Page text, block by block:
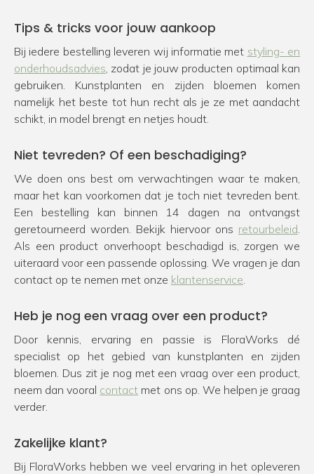
Tips & tricks voor jouw aankoop
Bij iedere bestelling leveren wij informatie met styling- en
onderhoudsadvies , zodat je jouw producten optimaal kan
gebruiken. Kunstplanten en zijden bloemen komen
namelijk het beste tot hun recht als je ze met aandacht
schikt, in model brengt en netjes houdt.
Niet tevreden? Of een beschadiging?
We doen ons best om verwachtingen waar te maken,
maar het kan voorkomen dat je toch niet tevreden bent.
Een bestelling kan binnen 14 dagen na ontvangst
geretourneerd worden. Bekijk hiervoor ons retourbeleid
Als een product onverhoopt beschadigd is, zorgen we
uiteraard voor een passende oplossing. We vragen je dan
contact op te nemen met onze klantenservice
Heb je nog een vraag over een product?
Door kennis, ervaring en passie is FloraWorks dé
specialist op het gebied van kunstplanten en zijden
bloemen. Dus zit je nog met een vraag over een product,
neem dan vooral contact met ons op. We helpen je graag
verder.
Zakelijke klant?
Bij FloraWorks hebben we veel ervaring in het opleveren